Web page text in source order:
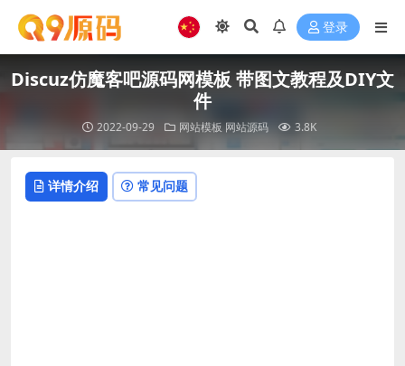
登录
Discuz仿魔客吧源码网模板 带图文教程及DIY文
件
2022-09-29 网站模板网站源码 3.8K
详情介绍 常见问题